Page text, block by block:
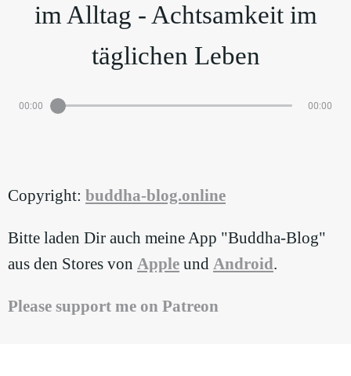
im Alltag - Achtsamkeit im
täglichen Leben
00:00 00:00
Copyright: ⁠buddha-blog.online
Bitte laden Dir auch meine App "Buddha-Blog"
aus den Stores von ⁠Apple⁠ und ⁠Android⁠.
⁠Please support me on Patreon